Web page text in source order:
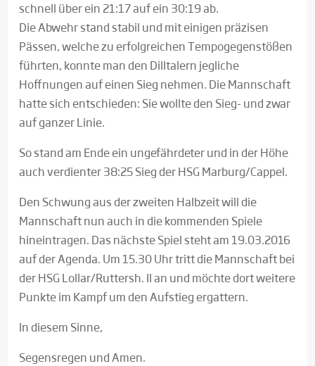
schnell über ein 21:17 auf ein 30:19 ab.
Die Abwehr stand stabil und mit einigen präzisen
Pässen, welche zu erfolgreichen Tempogegenstößen
führten, konnte man den Dilltalern jegliche
Hoffnungen auf einen Sieg nehmen. Die Mannschaft
hatte sich entschieden: Sie wollte den Sieg- und zwar
auf ganzer Linie.
So stand am Ende ein ungefährdeter und in der Höhe
auch verdienter 38:25 Sieg der HSG Marburg/Cappel.
Den Schwung aus der zweiten Halbzeit will die
Mannschaft nun auch in die kommenden Spiele
hineintragen. Das nächste Spiel steht am 19.03.2016
auf der Agenda. Um 15.30 Uhr tritt die Mannschaft bei
der HSG Lollar/Ruttersh. II an und möchte dort weitere
Punkte im Kampf um den Aufstieg ergattern.
In diesem Sinne,
Segensregen und Amen.